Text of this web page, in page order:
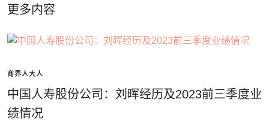
更多内容
商界人大人
中国人寿股份公司：刘晖经历及2023前三季度业
绩情况